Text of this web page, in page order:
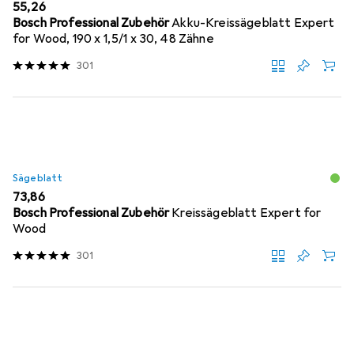
EUR
55,26
Bosch Professional ZubehörAkku-Kreissägeblatt Expert
for Wood, 190 x 1,5/1 x 30, 48 Zähne
301
Sägeblatt
EUR
73,86
Bosch Professional ZubehörKreissägeblatt Expert for
Wood
301